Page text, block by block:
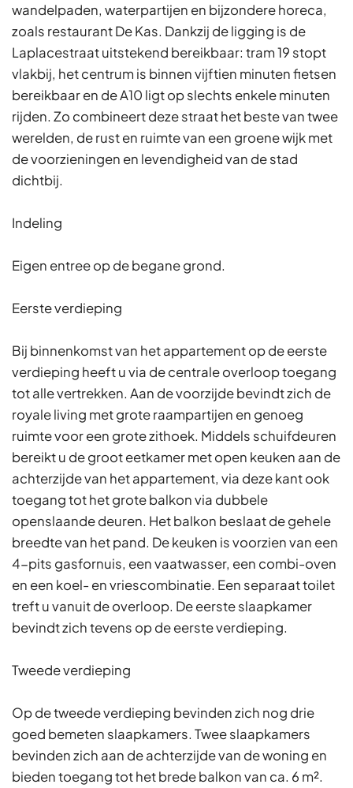
wandelpaden, waterpartijen en bijzondere horeca,
zoals restaurant De Kas. Dankzij de ligging is de
Laplacestraat uitstekend bereikbaar: tram 19 stopt
vlakbij, het centrum is binnen vijftien minuten fietsen
bereikbaar en de A10 ligt op slechts enkele minuten
rijden. Zo combineert deze straat het beste van twee
werelden, de rust en ruimte van een groene wijk met
de voorzieningen en levendigheid van de stad
dichtbij.
Indeling
Eigen entree op de begane grond.
Eerste verdieping
Bij binnenkomst van het appartement op de eerste
verdieping heeft u via de centrale overloop toegang
tot alle vertrekken. Aan de voorzijde bevindt zich de
royale living met grote raampartijen en genoeg
ruimte voor een grote zithoek. Middels schuifdeuren
bereikt u de groot eetkamer met open keuken aan de
achterzijde van het appartement, via deze kant ook
toegang tot het grote balkon via dubbele
openslaande deuren. Het balkon beslaat de gehele
breedte van het pand. De keuken is voorzien van een
4-pits gasfornuis, een vaatwasser, een combi-oven
en een koel- en vriescombinatie. Een separaat toilet
treft u vanuit de overloop. De eerste slaapkamer
bevindt zich tevens op de eerste verdieping.
Tweede verdieping
Op de tweede verdieping bevinden zich nog drie
goed bemeten slaapkamers. Twee slaapkamers
bevinden zich aan de achterzijde van de woning en
bieden toegang tot het brede balkon van ca. 6 m².